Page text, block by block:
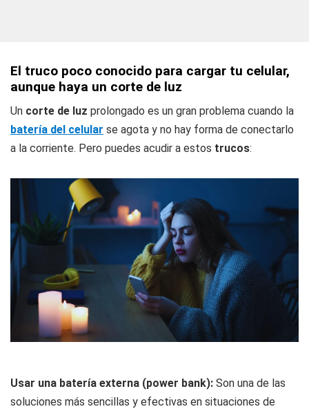
El truco poco conocido para cargar tu celular,
aunque haya un corte de luz
Un corte de luz prolongado es un gran problema cuando la
batería del celular se agota y no hay forma de conectarlo
a la corriente. Pero puedes acudir a estos trucos:
Usar una batería externa (power bank): Son una de las
soluciones más sencillas y efectivas en situaciones de